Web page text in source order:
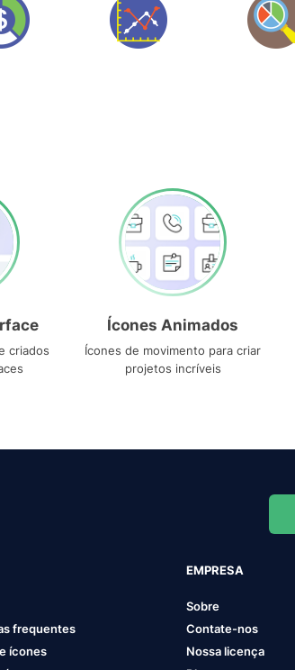
criados
Ícones Animados
Ícones de movimento para criar
projetos incríveis
frequentes
ícones
EMPRESA
Sobre
Contate-nos
Nossa licença